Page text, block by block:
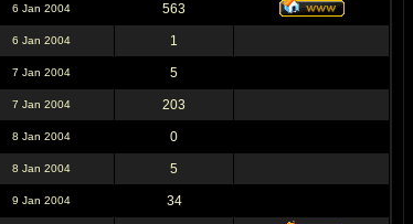
6 Jan 2004 563
6 Jan 2004 1
7 Jan 2004 5
7 Jan 2004 203
8 Jan 2004 0
8 Jan 2004 5
9 Jan 2004 34